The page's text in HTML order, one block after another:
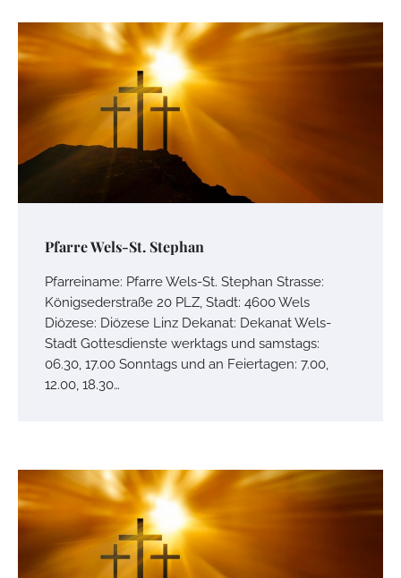
Pfarre Wels-St. Stephan
Pfarreiname: Pfarre Wels-St. Stephan Strasse:
Königsederstraße 20 PLZ, Stadt: 4600 Wels
Diözese: Diözese Linz Dekanat: Dekanat Wels-
Stadt Gottesdienste werktags und samstags:
06.30, 17.00 Sonntags und an Feiertagen: 7.00,
12.00, 18.30…